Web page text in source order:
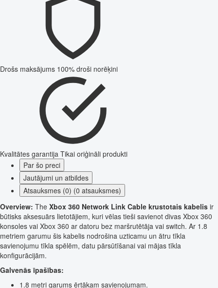
Drošs maksājums 100% droši norēķini
Kvalitātes garantija Tikai oriģināli produkti
Par šo preci
Jautājumi un atbildes
Atsauksmes (0) (0 atsauksmes)
Overview: The Xbox 360 Network Link Cable krustotais kabelis ir
būtisks aksesuārs lietotājiem, kuri vēlas tieši savienot divas Xbox 360
konsoles vai Xbox 360 ar datoru bez maršrutētāja vai switch. Ar 1.8
metriem garumu šis kabelis nodrošina uzticamu un ātru tīkla
savienojumu tīkla spēlēm, datu pārsūtīšanai vai mājas tīkla
konfigurācijām.
Galvenās īpašības:
1.8 metri garums ērtākam savienojumam.